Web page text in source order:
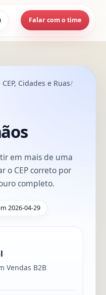
Falar com o time
Cidades e Ruas
em mais de uma
o CEP correto por
completo.
2026-04-29
Vendas B2B